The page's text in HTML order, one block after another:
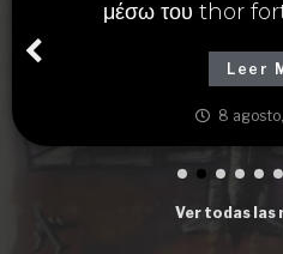
μέσω του thor
Leer
8
Ver todas las